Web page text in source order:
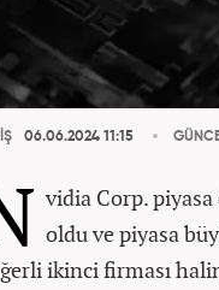
06.06.2024 11:15
vidia Corp.
oldu ve piyasa
ikinci firması